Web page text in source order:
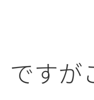
ですが